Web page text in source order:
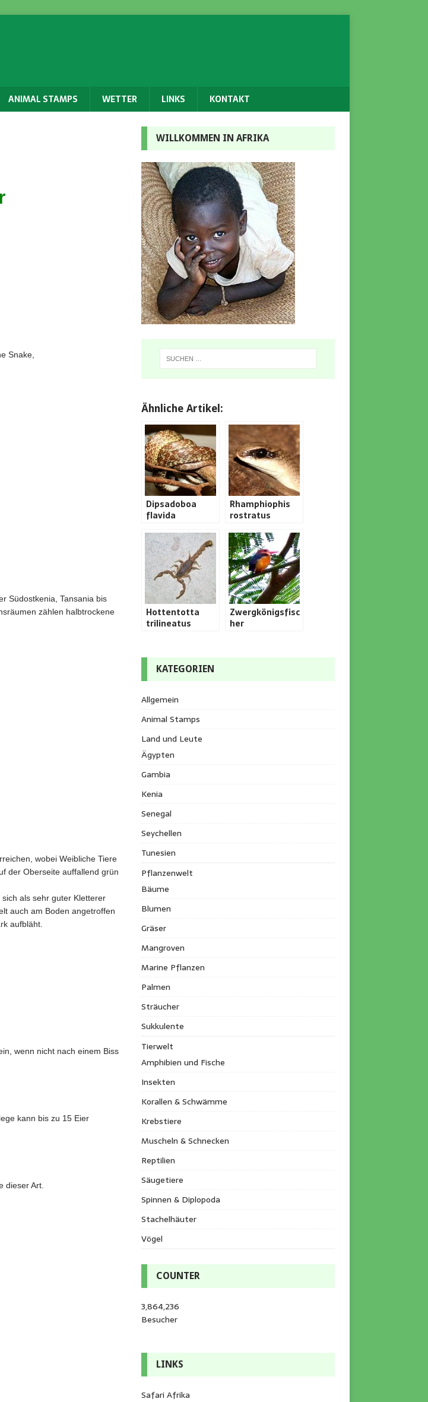
ANIMAL STAMPS WETTER LINKS KONTAKT
Snake,
Südostkenia, Tansania bis
zählen halbtrockene
wobei Weibliche Tiere
der Oberseite auffallend grün
als sehr guter Kletterer
auch am Boden angetroffen
aufbläht.
wenn nicht nach einem Biss
kann bis zu 15 Eier
dieser Art.
WILLKOMMEN IN AFRIKA
Ähnliche Artikel:
Dipsadoboa
flavida
Rhamphiophis
rostratus
Hottentotta
trilineatus
Zwergkönigsfisc
her
KATEGORIEN
Allgemein
Animal Stamps
Land und Leute
Ägypten
Gambia
Kenia
Senegal
Seychellen
Tunesien
Pflanzenwelt
Bäume
Blumen
Gräser
Mangroven
Marine Pflanzen
Palmen
Sträucher
Sukkulente
Tierwelt
Amphibien und Fische
Insekten
Korallen & Schwämme
Krebstiere
Muscheln & Schnecken
Reptilien
Säugetiere
Spinnen & Diplopoda
Stachelhäuter
Vögel
COUNTER
3,864,236
Besucher
LINKS
Safari Afrika